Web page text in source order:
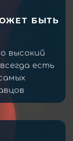
БЫТЬ
высокий
есть